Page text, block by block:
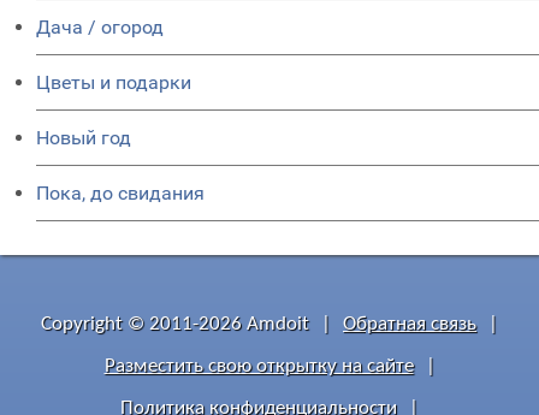
Дача / огород
Цветы и подарки
Новый год
Пока, до свидания
Copyright © 2011-2026 Amdoit Обратная связь
Разместить свою открытку на сайте
Политика конфиденциальности